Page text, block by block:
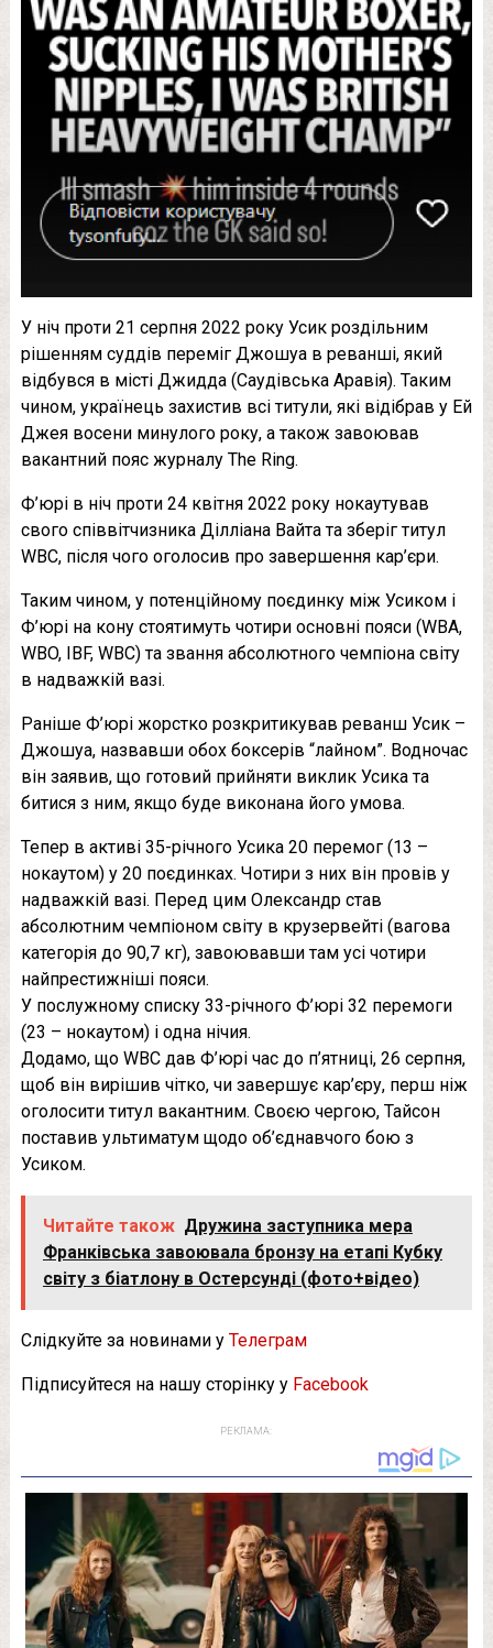
У ніч проти 21 серпня 2022 року Усик роздільним
рішенням суддів переміг Джошуа в реванші, який
відбувся в місті Джидда (Саудівська Аравія). Таким
чином, українець захистив всі титули, які відібрав у Ей
Джея восени минулого року, а також завоював
вакантний пояс журналу The Ring.
Ф’юрі в ніч проти 24 квітня 2022 року нокаутував
свого співвітчизника Ділліана Вайта та зберіг титул
WBC, після чого оголосив про завершення кар’єри.
Таким чином, у потенційному поєдинку між Усиком і
Ф’юрі на кону стоятимуть чотири основні пояси (WBA,
WBO, IBF, WBC) та звання абсолютного чемпіона світу
в надважкій вазі.
Раніше Ф’юрі жорстко розкритикував реванш Усик –
Джошуа, назвавши обох боксерів “лайном”. Водночас
він заявив, що готовий прийняти виклик Усика та
битися з ним, якщо буде виконана його умова.
Тепер в активі 35-річного Усика 20 перемог (13 –
нокаутом) у 20 поєдинках. Чотири з них він провів у
надважкій вазі. Перед цим Олександр став
абсолютним чемпіоном світу в крузервейті (вагова
категорія до 90,7 кг), завоювавши там усі чотири
найпрестижніші пояси.
У послужному списку 33-річного Ф’юрі 32 перемоги
(23 – нокаутом) і одна нічия.
Додамо, що WBC дав Ф’юрі час до п’ятниці, 26 серпня,
щоб він вирішив чітко, чи завершує кар’єру, перш ніж
оголосити титул вакантним. Своєю чергою, Тайсон
поставив ультиматум щодо об’єднавчого бою з
Усиком.
Читайте також Дружина заступника мера
Франківська завоювала бронзу на етапі Кубку
світу з біатлону в Остерсунді (фото+відео)
Слідкуйте за новинами у Телеграм
Підписуйтеся на нашу сторінку у Facebook
РЕКЛАМА: